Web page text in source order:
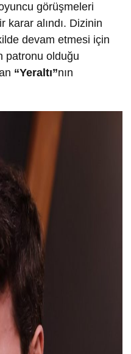
görüşmeleri
karar alındı. Dizinin
devam etmesi için
patronu olduğu
“Yeraltı”nın